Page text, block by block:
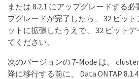
または 8.2.1 にアップグレードする
プグレードが完了したら、 32 ビッ
ットに拡張したうえで、 32 ビット
てください。
次のバージョンの 7-Mode は、
降に移行する前に、 Data ONTAP